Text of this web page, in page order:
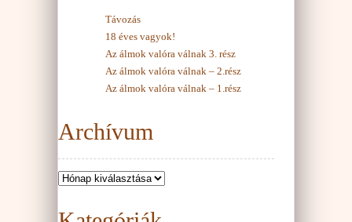
Távozás
18 éves vagyok!
Az álmok valóra válnak 3. rész
Az álmok valóra válnak – 2.rész
Az álmok valóra válnak – 1.rész
Archívum